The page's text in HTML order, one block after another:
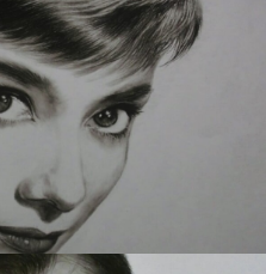
270 肖像画 10